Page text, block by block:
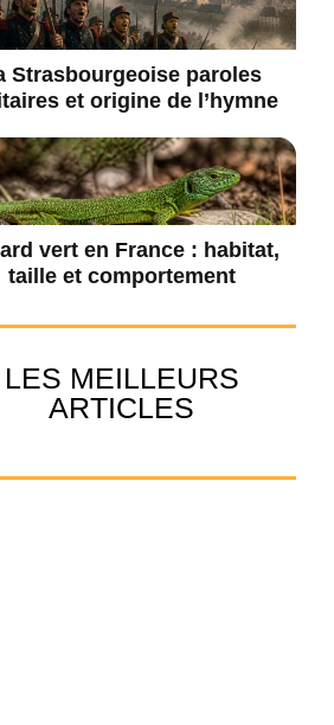
Strasbourgeoise paroles
et origine de l’hymne
vert en France : habitat,
taille et comportement
LES MEILLEURS
ARTICLES